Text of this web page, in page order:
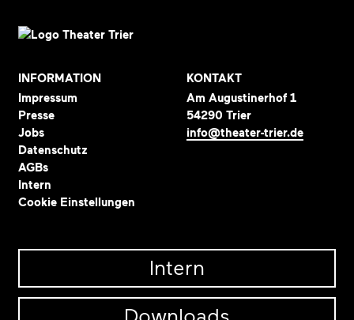
INFORMATION
Impressum
Presse
Jobs
Datenschutz
AGBs
Intern
Cookie Einstellungen
KONTAKT
Am Augustinerhof 1
54290 Trier
info@theater-trier.de
Intern